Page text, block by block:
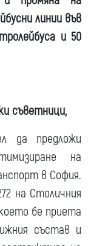
линии във
и 50
съветници,
да предложи
на
в София.
на Столичния
бе приета
състав и